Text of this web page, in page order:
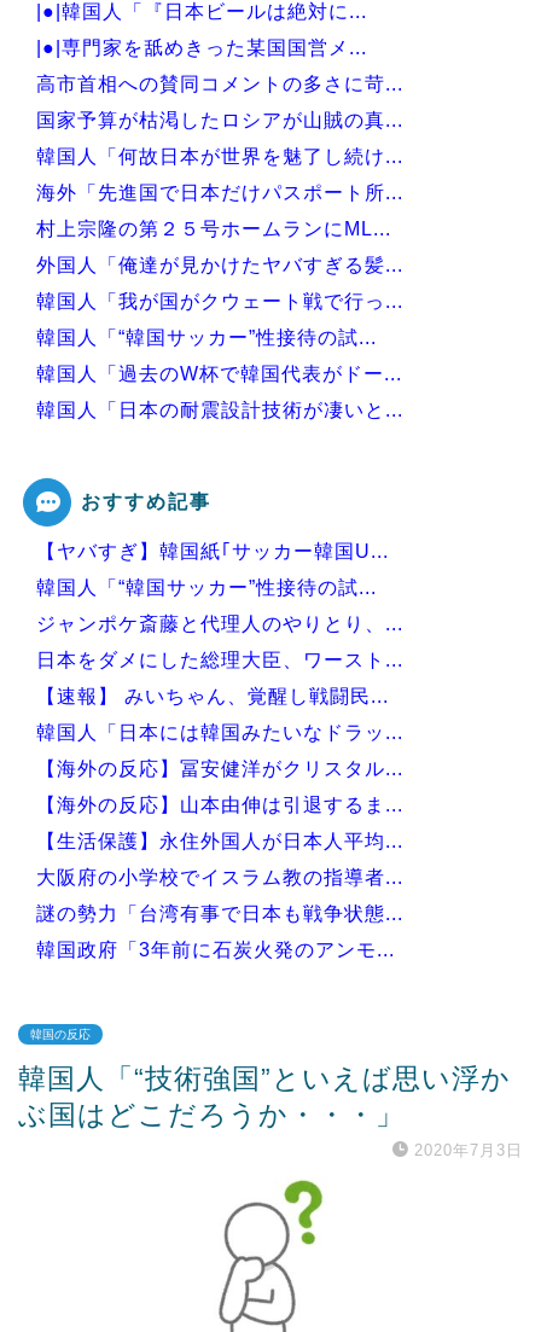
|●|韓国人「『日本ビールは絶対に...
|●|専門家を舐めきった某国国営メ...
高市首相への賛同コメントの多さに苛...
国家予算が枯渇したロシアが山賊の真...
韓国人「何故日本が世界を魅了し続け...
海外「先進国で日本だけパスポート所...
村上宗隆の第２５号ホームランにML...
外国人「俺達が見かけたヤバすぎる髪...
韓国人「我が国がクウェート戦で行っ...
韓国人「“韓国サッカー”性接待の試...
韓国人「過去のW杯で韓国代表がドー...
韓国人「日本の耐震設計技術が凄いと...
Powered by livedoor 相互RSS
おすすめ記事
【ヤバすぎ】韓国紙｢サッカー韓国U...
韓国人「“韓国サッカー”性接待の試...
ジャンポケ斎藤と代理人のやりとり、...
日本をダメにした総理大臣、ワースト...
【速報】 みいちゃん、覚醒し戦闘民...
韓国人「日本には韓国みたいなドラッ...
【海外の反応】冨安健洋がクリスタル...
【海外の反応】山本由伸は引退するま...
【生活保護】永住外国人が日本人平均...
大阪府の小学校でイスラム教の指導者...
謎の勢力「台湾有事で日本も戦争状態...
韓国政府「3年前に石炭火発のアンモ...
Powered by livedoor 相互RSS
韓国の反応
韓国人「“技術強国”といえば思い浮か
ぶ国はどこだろうか・・・」
2020年7月3日